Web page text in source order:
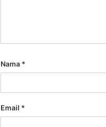
Nama *
Email *